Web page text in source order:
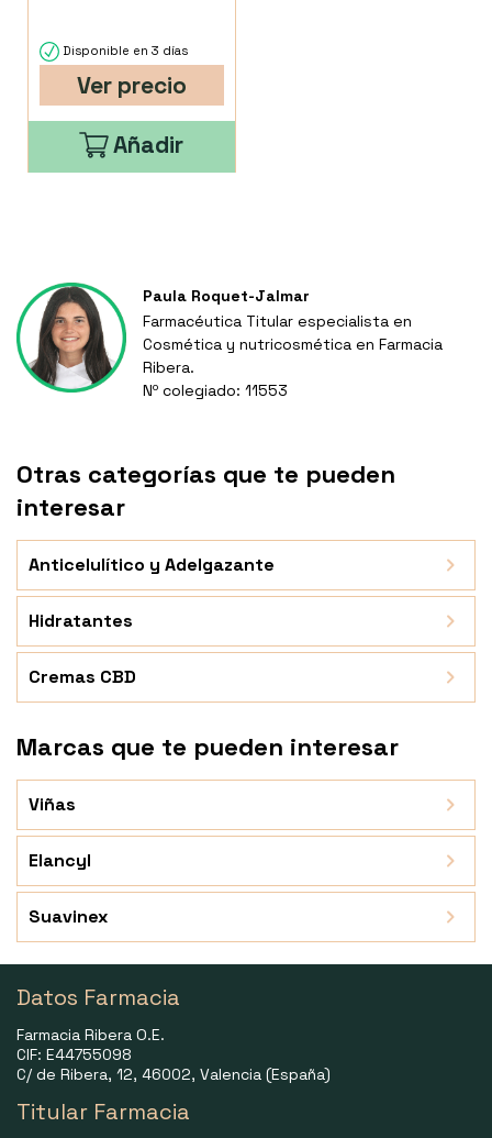
Disponible en 3 días
Ver precio
Añadir
Paula Roquet-Jalmar
Farmacéutica Titular especialista en
Cosmética y nutricosmética en Farmacia
Ribera.
Nº colegiado: 11553
Otras categorías que te pueden
interesar
Anticelulítico y Adelgazante
Hidratantes
Cremas CBD
Marcas que te pueden interesar
Viñas
Elancyl
Suavinex
Datos Farmacia
Farmacia Ribera O.E.
CIF: E44755098
C/ de Ribera, 12, 46002, Valencia (España)
Titular Farmacia